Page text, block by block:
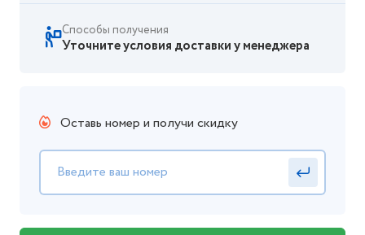
Способы получения
Уточните условия доставки у менеджера
Оставь номер и получи скидку